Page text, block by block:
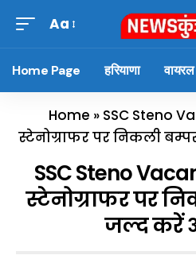
Aa
Home Page हरियाणा वायरल
Home » SSC Steno
स्टेनोग्राफर पर निकली
SSC Steno
स्टेनोग्राफर पर
जल्द करें